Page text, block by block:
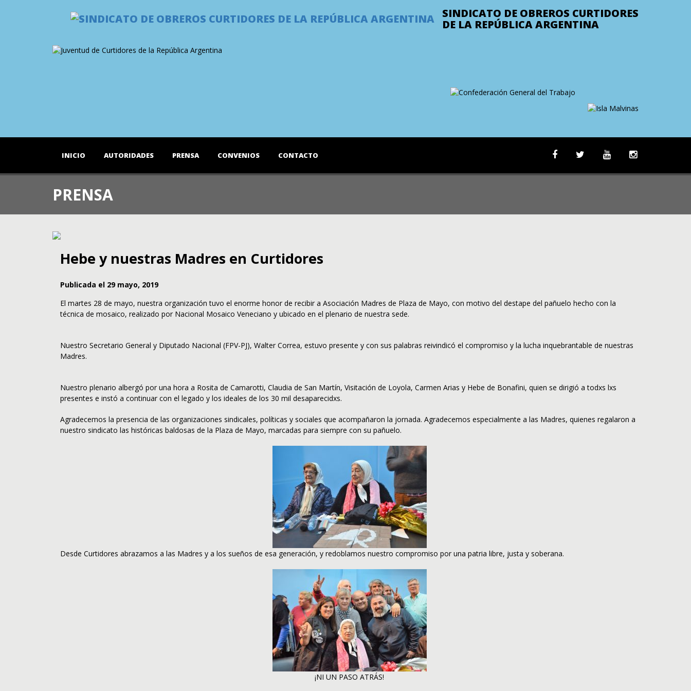
SINDICATO DE OBREROS CURTIDORES
DE LA REPÚBLICA ARGENTINA
INICIO AUTORIDADES PRENSA CONVENIOS CONTACTO
PRENSA
Hebe y nuestras Madres en Curtidores
Publicada el 29 mayo, 2019
El martes 28 de mayo, nuestra organización tuvo el enorme honor de recibir a Asociación Madres de Plaza de Mayo, con motivo del destape del pañuelo hecho con la
técnica de mosaico, realizado por Nacional Mosaico Veneciano y ubicado en el plenario de nuestra sede.
Nuestro Secretario General y Diputado Nacional (FPV-PJ), Walter Correa, estuvo presente y con sus palabras reivindicó el compromiso y la lucha inquebrantable de nuestras
Madres.
Nuestro plenario albergó por una hora a Rosita de Camarotti, Claudia de San Martín, Visitación de Loyola, Carmen Arias y Hebe de Bonafini, quien se dirigió a todxs lxs
presentes e instó a continuar con el legado y los ideales de los 30 mil desaparecidxs.
Agradecemos la presencia de las organizaciones sindicales, políticas y sociales que acompañaron la jornada. Agradecemos especialmente a las Madres, quienes regalaron a
nuestro sindicato las históricas baldosas de la Plaza de Mayo, marcadas para siempre con su pañuelo.
Desde Curtidores abrazamos a las Madres y a los sueños de esa generación, y redoblamos nuestro compromiso por una patria libre, justa y soberana.
¡NI UN PASO ATRÁS!